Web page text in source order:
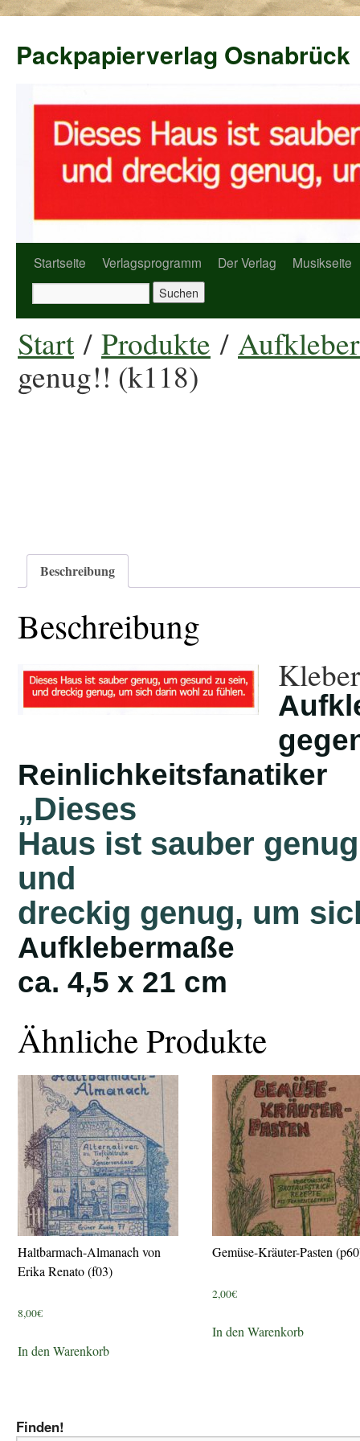
Packpapierverlag Osnabrück
Startseite Verlagsprogramm Der Verlag Musikseite
Start/ Produkte /
genug!! (k118)
Beschreibung
Beschreibung
Reinlichkeitsfanatiker
„Dieses
Haus ist sauber
und
dreckig genug, um
Aufklebermaße
ca. 4,5 x 21 cm
Ähnliche Produkte
Haltbarmach-Almanach von
Erika Renato (f03)
8,00€
In den Warenkorb
Gemüse-Kräuter-Pasten
2,00€
In den Warenkorb
Finden!